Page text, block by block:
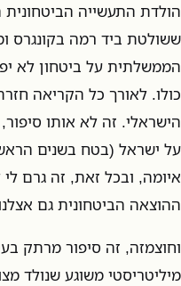
הולדת התעשייה
ששולטת ביד רמה בקונגרס
הממשלתית על ביטחון לא
כולו. לאורך כל הקריאה
הישראלי. זה לא אותו
על ישראל (בטח בשנים
איומה, ובכל זאת, זה גרם
ההוצאה הביטחונית גם
וחוצמזה, זה סיפור מרתק
מיליטריסטי משוגע שנולד